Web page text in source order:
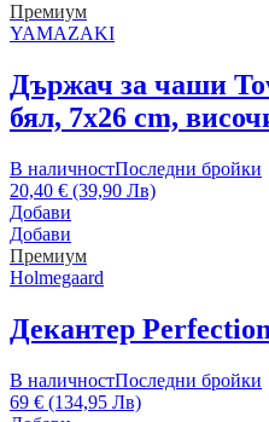
Премиум
YAMAZAKI
Държач за чаши
бял, 7x26 cm,
В наличностПоследни бройки
20,40 € (39,90 Лв)
Добави
Добави
Премиум
Holmegaard
Декантер Perfection
В наличностПоследни бройки
69 € (134,95 Лв)